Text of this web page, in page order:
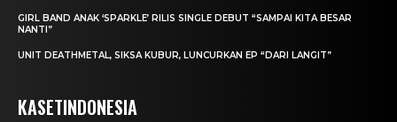
GIRL BAND ANAK ‘SPARKLE’ RILIS SINGLE DEBUT “SAMPAI KITA BESAR
NANTI”
UNIT DEATHMETAL, SIKSA KUBUR, LUNCURKAN EP “DARI LANGIT”
KASETINDONESIA